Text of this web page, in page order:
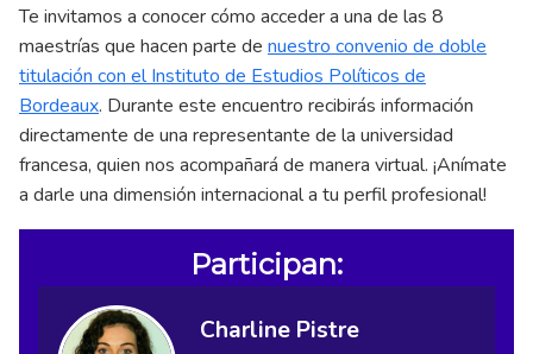
Te invitamos a conocer cómo acceder a una de las 8
maestrías que hacen parte de nuestro convenio de doble
titulación con el Instituto de Estudios Políticos de
Bordeaux. Durante este encuentro recibirás información
directamente de una representante de la universidad
francesa, quien nos acompañará de manera virtual. ¡Anímate
a darle una dimensión internacional a tu perfil profesional!
Participan:
Charline Pistre